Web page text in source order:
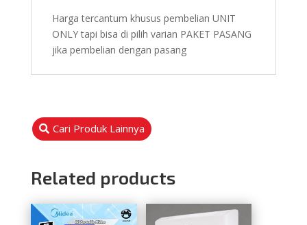
Harga tercantum khusus pembelian UNIT
ONLY tapi bisa di pilih varian PAKET PASANG
jika pembelian dengan pasang
Cari Produk Lainnya
Related products